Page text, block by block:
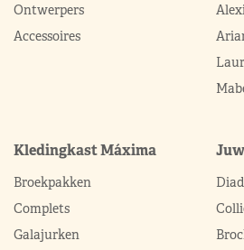
Ontwerpers
Accessoires
Kledingkast Máxima
Broekpakken
Complets
Galajurken